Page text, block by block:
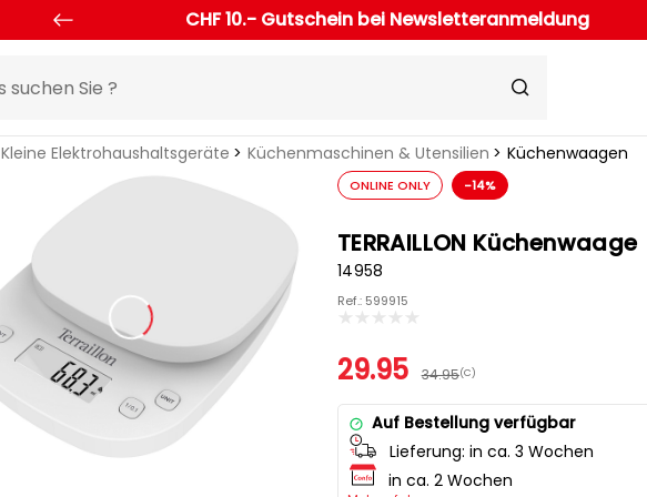
CHF 10.- Gutschein bei Newsletteranmeldung
Kleine Elektrohaushaltsgeräte Küchenmaschinen & Utensilien Küchenwaagen
ONLINE ONLY -14%
TERRAILLON Küchenwaage
14958
Ref.: 599915
29.95 34.95(C)
Auf Bestellung verfügbar
Lieferung: in ca. 3 Wochen
in ca. 2 Wochen